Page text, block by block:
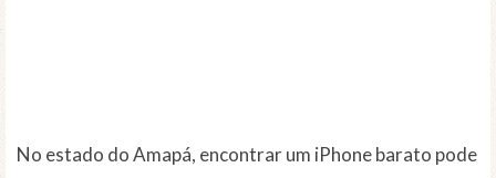
No estado do Amapá, encontrar um iPhone barato pode